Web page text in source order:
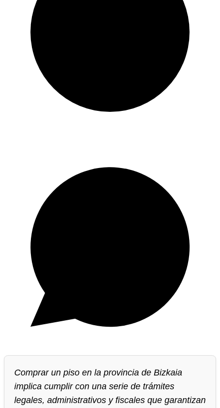
Comprar un piso en la provincia de Bizkaia
implica cumplir con una serie de trámites
legales, administrativos y fiscales que garantizan